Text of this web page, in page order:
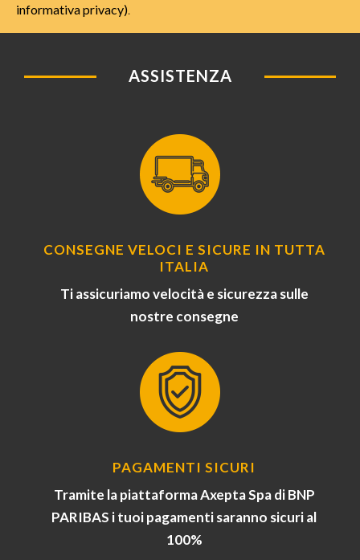
informativa privacy).
ASSISTENZA
CONSEGNE VELOCI E SICURE IN TUTTA
ITALIA
Ti assicuriamo velocità e sicurezza sulle
nostre consegne
PAGAMENTI SICURI
Tramite la piattaforma Axepta Spa di BNP
PARIBAS i tuoi pagamenti saranno sicuri al
100%